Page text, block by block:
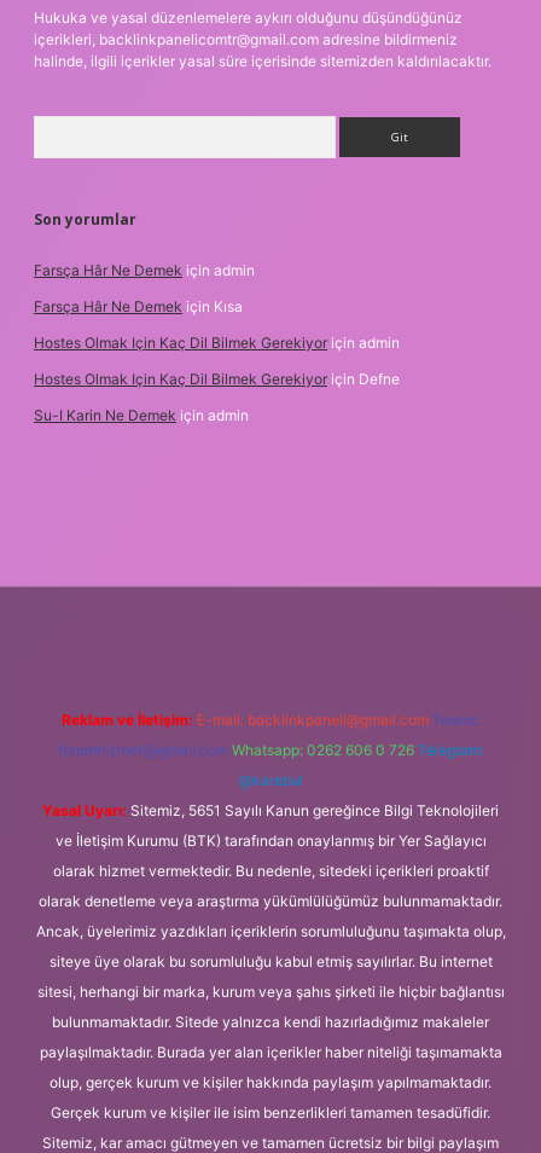
Hukuka ve yasal düzenlemelere aykırı olduğunu düşündüğünüz
içerikleri, backlinkpanelicomtr@gmail.com adresine bildirmeniz
halinde, ilgili içerikler yasal süre içerisinde sitemizden kaldırılacaktır.
Son yorumlar
Farsça Hâr Ne Demek için admin
Farsça Hâr Ne Demek için Kısa
Hostes Olmak Için Kaç Dil Bilmek Gerekiyor için admin
Hostes Olmak Için Kaç Dil Bilmek Gerekiyor için Defne
Su-I Karin Ne Demek için admin
Reklam ve İletişim: E-mail: backlinkpaneli@gmail.com Teams:
forumhizmeti@gmail.com Whatsapp: 0262 606 0 726 Telegram:
@karabul
Yasal Uyarı: Sitemiz, 5651 Sayılı Kanun gereğince Bilgi Teknolojileri
ve İletişim Kurumu (BTK) tarafından onaylanmış bir Yer Sağlayıcı
olarak hizmet vermektedir. Bu nedenle, sitedeki içerikleri proaktif
olarak denetleme veya araştırma yükümlülüğümüz bulunmamaktadır.
Ancak, üyelerimiz yazdıkları içeriklerin sorumluluğunu taşımakta olup,
siteye üye olarak bu sorumluluğu kabul etmiş sayılırlar. Bu internet
sitesi, herhangi bir marka, kurum veya şahıs şirketi ile hiçbir bağlantısı
bulunmamaktadır. Sitede yalnızca kendi hazırladığımız makaleler
paylaşılmaktadır. Burada yer alan içerikler haber niteliği taşımamakta
olup, gerçek kurum ve kişiler hakkında paylaşım yapılmamaktadır.
Gerçek kurum ve kişiler ile isim benzerlikleri tamamen tesadüfidir.
Sitemiz, kar amacı gütmeyen ve tamamen ücretsiz bir bilgi paylaşım